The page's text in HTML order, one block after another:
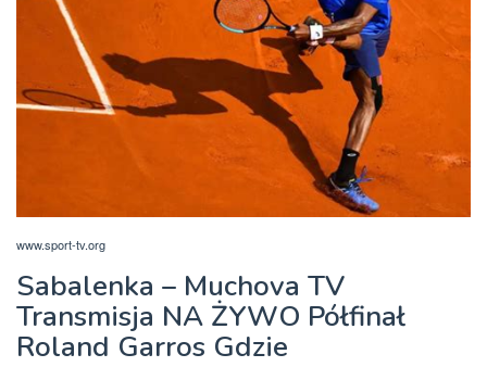
www.sport-tv.org
Sabalenka – Muchova TV
Transmisja NA ŻYWO Półfinał
Roland Garros Gdzie